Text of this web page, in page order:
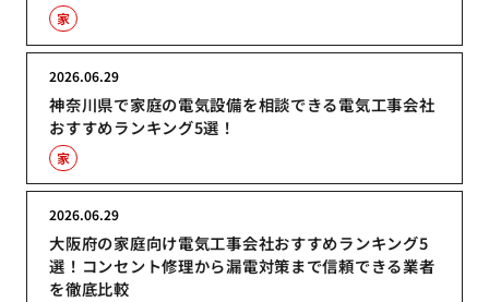
家
神奈川県で家庭の電気設備を相談できる電気工事会社
おすすめランキング5選！
2026.06.29
家
大阪府の家庭向け電気工事会社おすすめランキング5
選！コンセント修理から漏電対策まで信頼できる業者
を徹底比較
2026.06.29